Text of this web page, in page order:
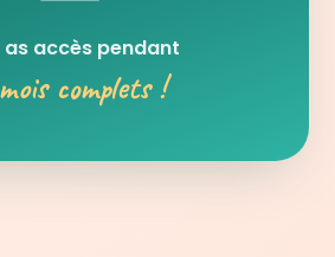
as accès pendant
complets !